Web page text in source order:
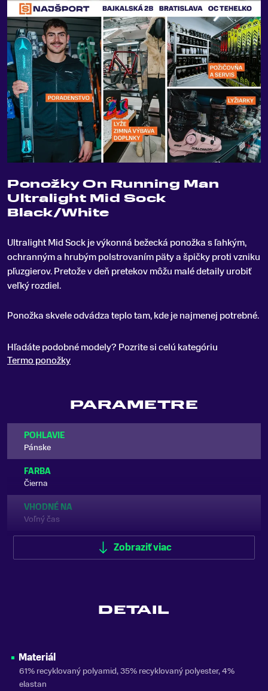
Ponožky On Running Man
Ultralight Mid Sock
Black/White
Ultralight Mid Sock je výkonná bežecká ponožka s ľahkým,
ochranným a hrubým polstrovaním päty a špičky proti vzniku
pľuzgierov.Pretože v deň pretekov môžu malé detaily urobiť
veľký rozdiel.
Ponožka skvele odvádza teplo tam, kde je najmenej potrebné.
Hľadáte podobné modely? Pozrite si celú kategóriu
Termo ponožky
PARAMETRE
POHLAVIE
Pánske
FARBA
Čierna
VHODNÉ NA
Voľný čas
Zobraziť viac
DETAIL
Materiál
61% recyklovaný polyamid, 35% recyklovaný polyester, 4%
elastan